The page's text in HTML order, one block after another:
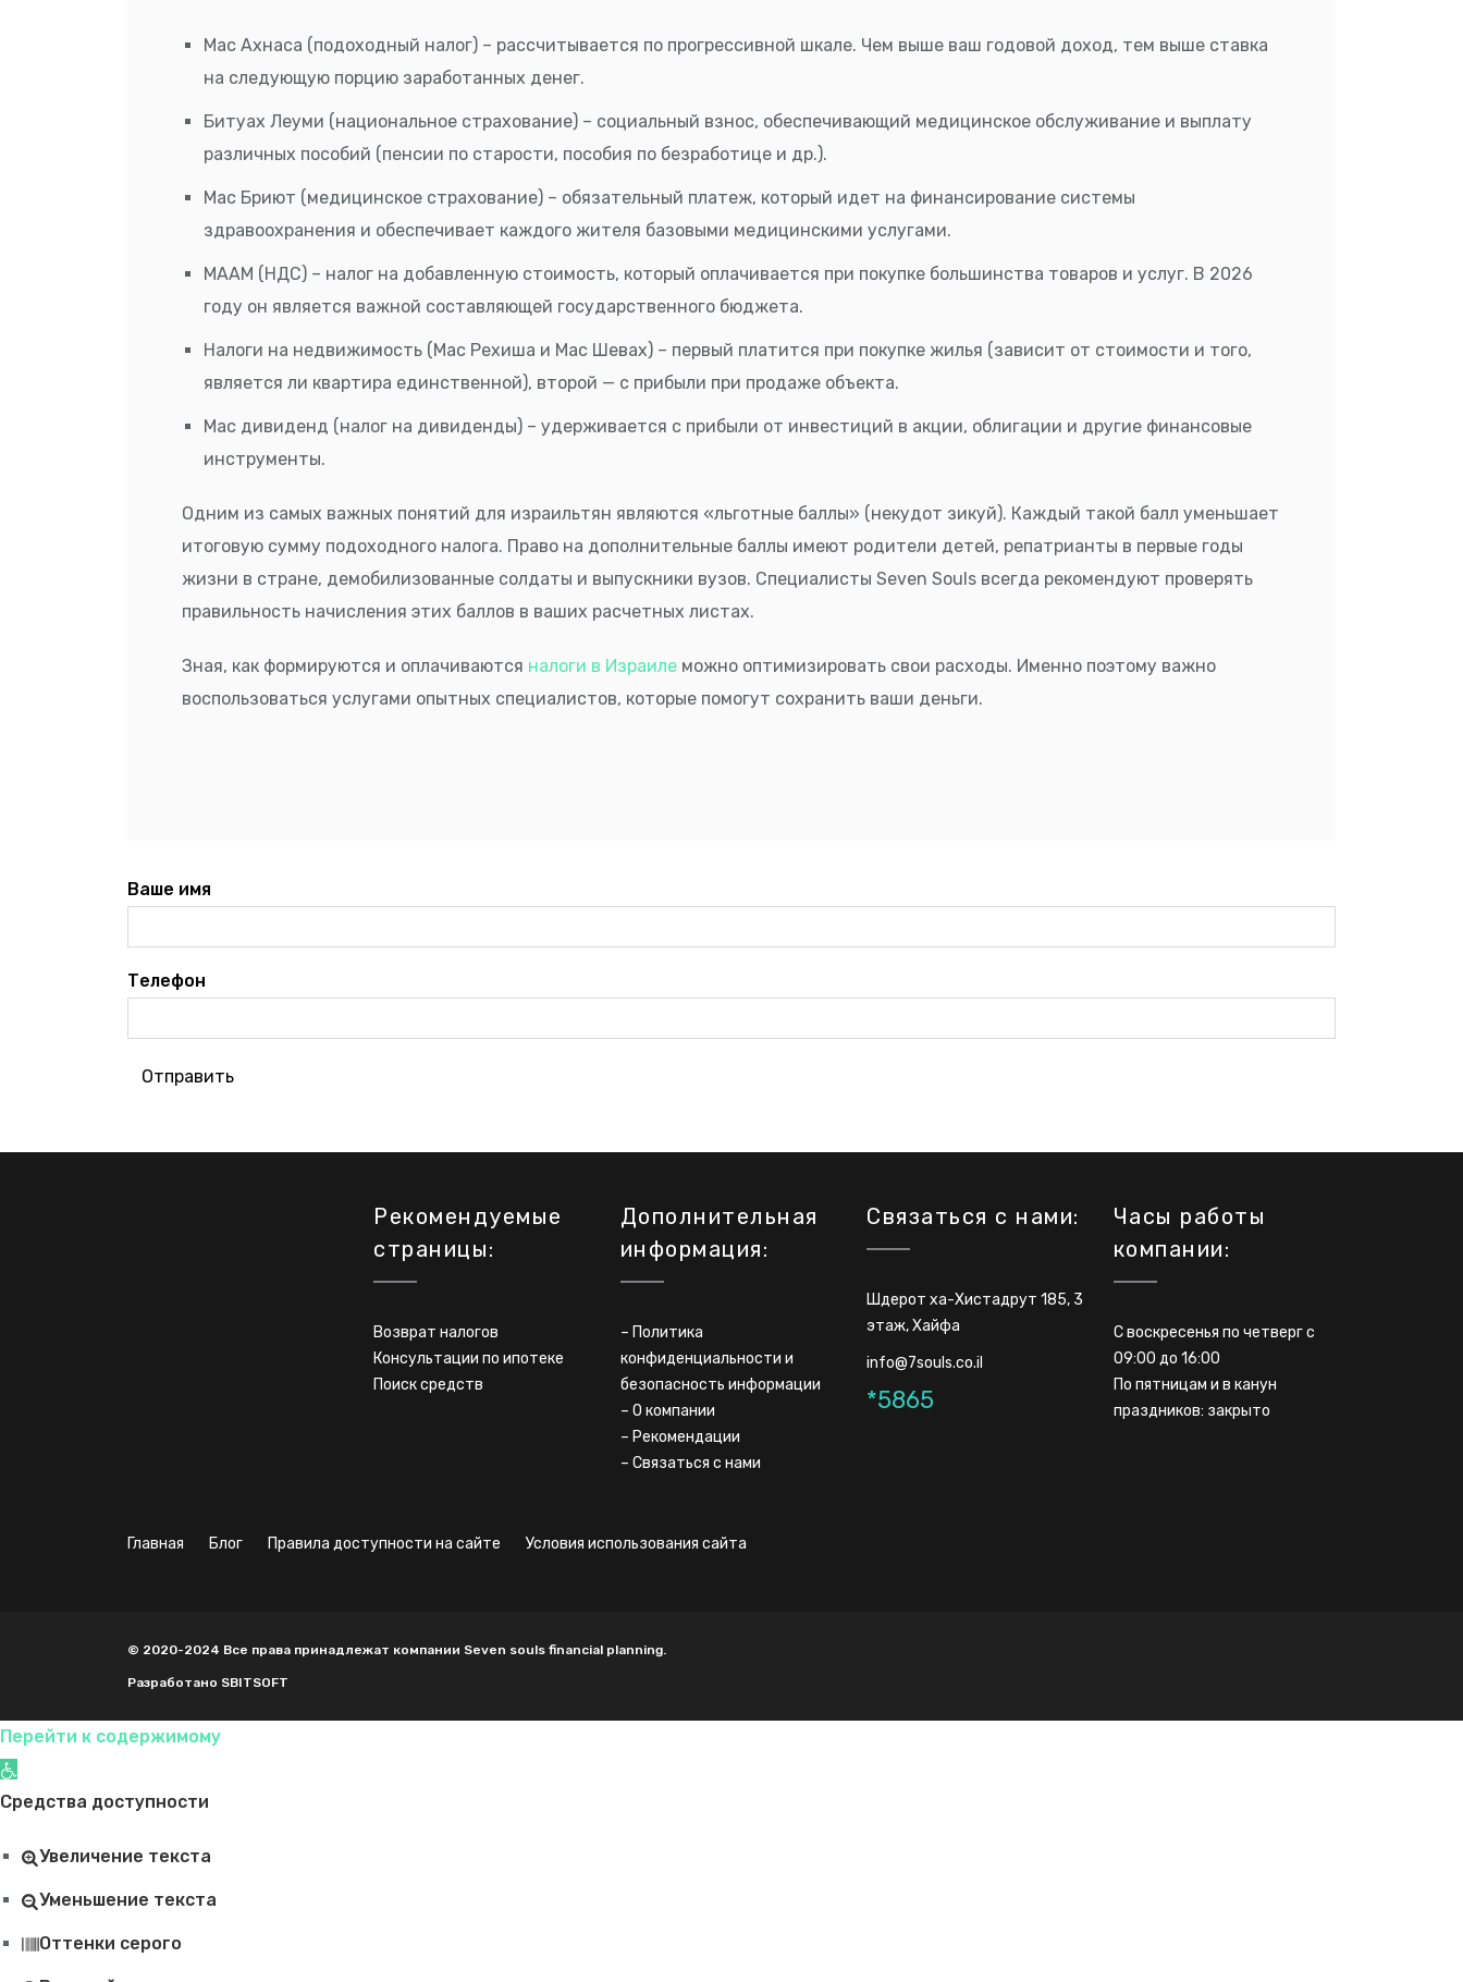
Мас Ахнаса (подоходный налог) – рассчитывается по прогрессивной шкале. Чем выше ваш годовой доход, тем выше ставка
на следующую порцию заработанных денег.
Битуах Леуми (национальное страхование) – социальный взнос, обеспечивающий медицинское обслуживание и выплату
различных пособий (пенсии по старости, пособия по безработице и др.).
Мас Бриют (медицинское страхование) – обязательный платеж, который идет на финансирование системы
здравоохранения и обеспечивает каждого жителя базовыми медицинскими услугами.
МААМ (НДС) – налог на добавленную стоимость, который оплачивается при покупке большинства товаров и услуг. В 2026
году он является важной составляющей государственного бюджета.
Налоги на недвижимость (Мас Рехиша и Мас Шевах) – первый платится при покупке жилья (зависит от стоимости и того,
является ли квартира единственной), второй — с прибыли при продаже объекта.
Мас дивиденд (налог на дивиденды) – удерживается с прибыли от инвестиций в акции, облигации и другие финансовые
инструменты.
Одним из самых важных понятий для израильтян являются «льготные баллы» (некудот зикуй). Каждый такой балл уменьшает
итоговую сумму подоходного налога. Право на дополнительные баллы имеют родители детей, репатрианты в первые годы
жизни в стране, демобилизованные солдаты и выпускники вузов. Специалисты Seven Souls всегда рекомендуют проверять
правильность начисления этих баллов в ваших расчетных листах.
Зная, как формируются и оплачиваются налоги в Израиле можно оптимизировать свои расходы. Именно поэтому важно
воспользоваться услугами опытных специалистов, которые помогут сохранить ваши деньги.
Ваше имя
Телефон
Отправить
Рекомендуемые
страницы:
Возврат налогов
Консультации по ипотеке
Поиск средств
Дополнительная
информация:
– Политика
конфиденциальности и
безопасность информации
– О компании
– Рекомендации
– Связаться с нами
Связаться с нами:
Шдерот ха-Хистадрут 185, 3
этаж, Хайфа
info@7souls.co.il
*5865
Часы работы
компании:
С воскресенья по четверг с
09:00 до 16:00
По пятницам и в канун
праздников: закрыто
главная блог правила доступности на сайте условия использования сайта
© 2020-2024 Все права принадлежат компании Seven souls financial planning.
Разработано SBITSOFT
Перейти к содержимому
Открыть панель инструментов
Средства доступности
Увеличение текста
Уменьшение текста
Оттенки серого